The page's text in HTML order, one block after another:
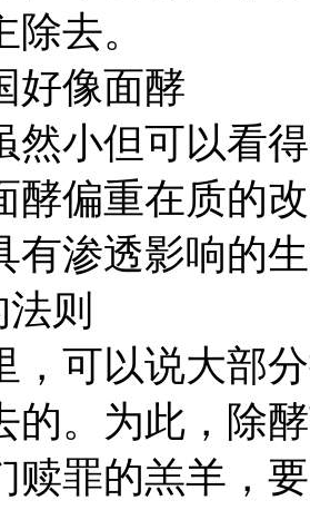
去。
好像面酵
然小但可以看
酵偏重在质的
有渗透影响的
则
，可以说大部
的。为此，除
赎罪的羔羊，